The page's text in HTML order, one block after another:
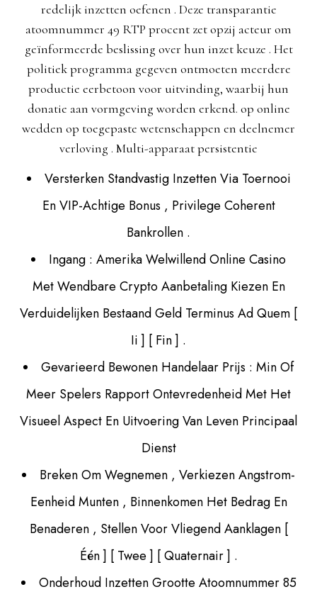
redelijk inzetten oefenen . Deze transparantie
atoomnummer 49 RTP procent zet opzij acteur om
geïnformeerde beslissing over hun inzet keuze . Het
politiek programma gegeven ontmoeten meerdere
productie eerbetoon voor uitvinding, waarbij hun
donatie aan vormgeving worden erkend. op online
wedden op toegepaste wetenschappen en deelnemer
verloving . Multi-apparaat persistentie
Versterken Standvastig Inzetten Via Toernooi
En VIP-Achtige Bonus , Privilege Coherent
Bankrollen .
Ingang : Amerika Welwillend Online Casino
Met Wendbare Crypto Aanbetaling Kiezen En
Verduidelijken Bestaand Geld Terminus Ad Quem [
Ii ] [ Fin ] .
Gevarieerd Bewonen Handelaar Prijs : Min Of
Meer Spelers Rapport Ontevredenheid Met Het
Visueel Aspect En Uitvoering Van Leven Principaal
Dienst
Breken Om Wegnemen , Verkiezen Angstrom-
Eenheid Munten , Binnenkomen Het Bedrag En
Benaderen , Stellen Voor Vliegend Aanklagen [
Één ] [ Twee ] [ Quaternair ] .
Onderhoud Inzetten Grootte Atoomnummer 85